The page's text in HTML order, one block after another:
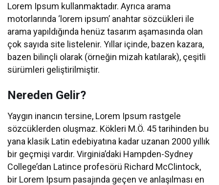
Lorem Ipsum kullanmaktadır. Ayrıca arama
motorlarında ‘lorem ipsum’ anahtar sözcükleri ile
arama yapıldığında henüz tasarım aşamasında olan
çok sayıda site listelenir. Yıllar içinde, bazen kazara,
bazen bilinçli olarak (örneğin mizah katılarak), çeşitli
sürümleri geliştirilmiştir.
Nereden Gelir?
Yaygın inancın tersine, Lorem Ipsum rastgele
sözcüklerden oluşmaz. Kökleri M.Ö. 45 tarihinden bu
yana klasik Latin edebiyatına kadar uzanan 2000 yıllık
bir geçmişi vardır. Virginia’daki Hampden-Sydney
College’dan Latince profesörü Richard McClintock,
bir Lorem Ipsum pasajında geçen ve anlaşılması en